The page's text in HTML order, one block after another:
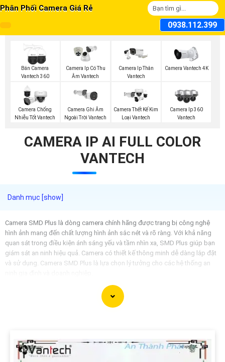
Phân Phối Camera Giá Rẻ
0938.112.399
Bán Camera
Vantech 360
Camera Ip Có Thu
Âm Vantech
Camera Ip Thân
Vantech
Camera Vantech 4K
Camera Chống
Nhiễu Tốt Vantech
Camera Ghi Âm
Ngoài Trời Vantech
Camera Thết Kế Kim
Loại Vantech
Camera Ip 360
Vantech
CAMERA IP AI FULL COLOR
VANTECH
Camera SMD Plus là dòng camera chính hãng được trang bị công nghệ
hình ảnh mang đến chất lượng hình ảnh sắc nét và rõ ràng. Với khả năng
quan sát trong điều kiện ánh sáng yếu và tầm nhìn xa, SMD Plus giúp bạn
giám sát an ninh hiệu quả. Camera có thiết kế thông minh dễ dàng lắp đặt
và sử dụng. Camera SMD Plus là lựa chọn lý tưởng cho các hệ thống an